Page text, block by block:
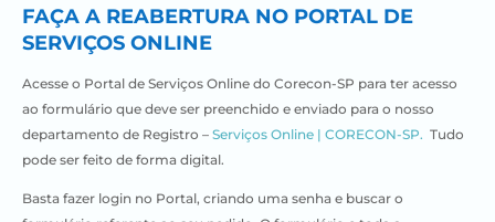
​FAÇA A REABERTURA NO PORTAL DE
SERVIÇOS ONLINE
Acesse o Portal de Serviços Online do Corecon-SP para ter acesso
ao formulário que deve ser preenchido e enviado para o nosso
departamento de Registro – Serviços Online | CORECON-SP. Tudo
pode ser feito de forma digital.
Basta fazer login no Portal, criando uma senha e buscar o